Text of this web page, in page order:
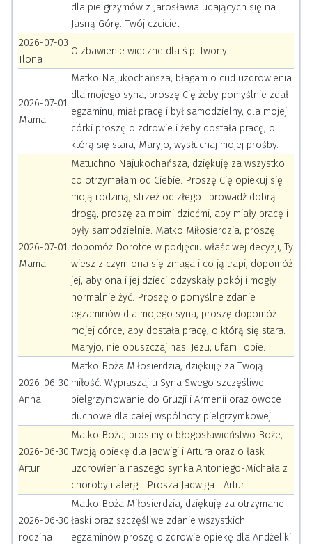
dla pielgrzymów z Jarosławia udających się na
Jasną Górę. Twój czciciel
2026-07-03
Ilona
O zbawienie wieczne dla ś.p. Iwony.
2026-07-01
Mama
Matko Najukochańsza, błagam o cud uzdrowienia
dla mojego syna, proszę Cię żeby pomyślnie zdał
egzaminu, miał pracę i był samodzielny, dla mojej
córki proszę o zdrowie i żeby dostała pracę, o
którą się stara, Maryjo, wysłuchaj mojej prośby.
2026-07-01
Mama
Matuchno Najukochańsza, dziękuję za wszystko
co otrzymałam od Ciebie. Proszę Cię opiekuj się
moją rodziną, strzeż od złego i prowadź dobrą
drogą, proszę za moimi dziećmi, aby miały pracę i
były samodzielnie. Matko Miłosierdzia, proszę
dopomóż Dorotce w podjęciu właściwej decyzji, Ty
wiesz z czym ona się zmaga i co ją trapi, dopomóż
jej, aby ona i jej dzieci odzyskały pokój i mogły
normalnie żyć. Proszę o pomyślne zdanie
egzaminów dla mojego syna, proszę dopomóż
mojej córce, aby dostała pracę, o którą się stara.
Maryjo, nie opuszczaj nas. Jezu, ufam Tobie.
2026-06-30
Anna
Matko Boża Miłosierdzia, dziękuję za Twoją
miłość. Wypraszaj u Syna Swego szczęśliwe
pielgrzymowanie do Gruzji i Armenii oraz owoce
duchowe dla całej wspólnoty pielgrzymkowej.
2026-06-30
Artur
Matko Boża, prosimy o błogosławieństwo Boże,
Twoją opiekę dla Jadwigi i Artura oraz o łask
uzdrowienia naszego synka Antoniego-Michała z
choroby i alergii. Prosza Jadwiga I Artur
2026-06-30
rodzina
Matko Boża Miłosierdzia, dziękuję za otrzymane
łaski oraz szczęśliwe zdanie wszystkich
egzaminów proszę o zdrowie opiekę dla Andżeliki.